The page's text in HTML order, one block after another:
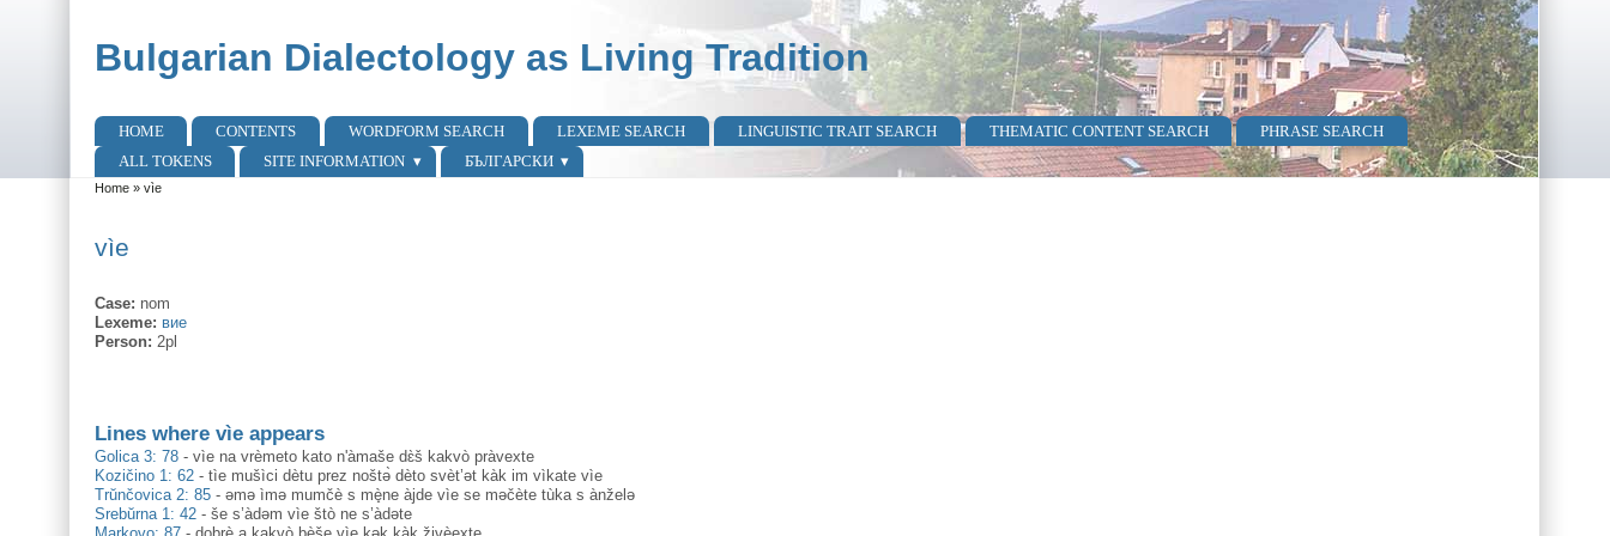
Bulgarian Dialectology as Living Tradition
Main menu
HOME CONTENTS WORDFORM SEARCH LEXEME SEARCH LINGUISTIC TRAIT SEARCH THEMATIC CONTENT SEARCH
PHRASE SEARCH
ALL TOKENS
SITE INFORMATION БЪЛГАРСКИ
You are here
Home» vìe
vìe
Case: nom
Lexeme: вие
Person: 2pl
Lines where vìe appears
Golica 3: 78 - vìe na vrèmeto kato n'àmaše dɛ̀š kakvò pràvexte
Kozičino 1: 62 - tìe mušìci dètu prez noštә̀ dèto svèt’ət kàk im vìkate vìe
Trŭnčovica 2: 85 - əmə ìmə mumčè s mè̟ne àjde vìe se məčète tùka s ànželə
Srebŭrna 1: 42 - še s’àdəm vìe štò ne s’àdəte